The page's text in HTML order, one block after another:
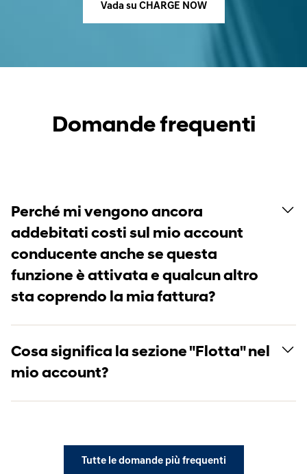
Vada su CHARGE NOW
Domande frequenti
Perché mi vengono ancora
addebitati costi sul mio account
conducente anche se questa
funzione è attivata e qualcun altro
sta coprendo la mia fattura?
Cosa significa la sezione "Flotta" nel
mio account?
Tutte le domande più frequenti